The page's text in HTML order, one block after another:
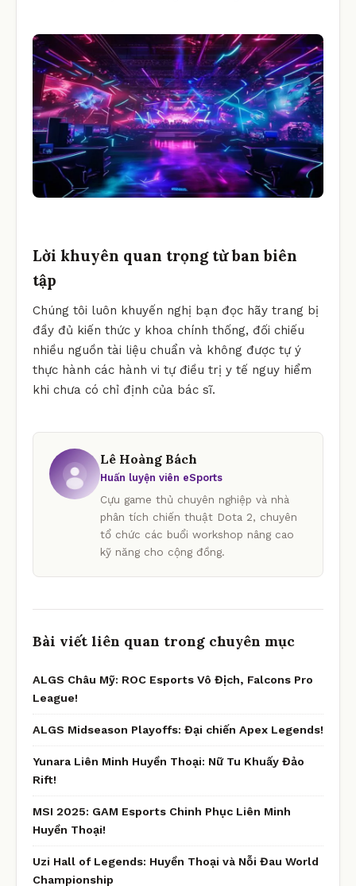
Lời khuyên quan trọng từ ban biên
tập
Chúng tôi luôn khuyến nghị bạn đọc hãy trang bị
đầy đủ kiến thức y khoa chính thống, đối chiếu
nhiều nguồn tài liệu chuẩn và không được tự ý
thực hành các hành vi tự điều trị y tế nguy hiểm
khi chưa có chỉ định của bác sĩ.
Lê Hoàng Bách
Huấn luyện viên eSports
Cựu game thủ chuyên nghiệp và nhà
phân tích chiến thuật Dota 2, chuyên
tổ chức các buổi workshop nâng cao
kỹ năng cho cộng đồng.
Bài viết liên quan trong chuyên mục
ALGS Châu Mỹ: ROC Esports Vô Địch, Falcons Pro
League!
ALGS Midseason Playoffs: Đại chiến Apex Legends!
Yunara Liên Minh Huyền Thoại: Nữ Tu Khuấy Đảo
Rift!
MSI 2025: GAM Esports Chinh Phục Liên Minh
Huyền Thoại!
Uzi Hall of Legends: Huyền Thoại và Nỗi Đau World
Championship